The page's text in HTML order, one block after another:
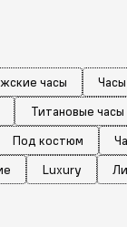
часы
Титановые часы
Под костюм
Luxury